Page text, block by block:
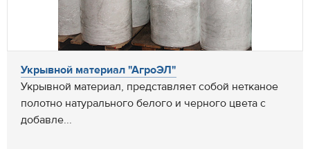
Укрывной материал "АгроЭЛ"
Укрывной материал, представляет собой нетканое
полотно натурального белого и черного цвета с
добавле...